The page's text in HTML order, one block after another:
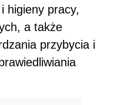
higieny pracy,
a także
przybycia i